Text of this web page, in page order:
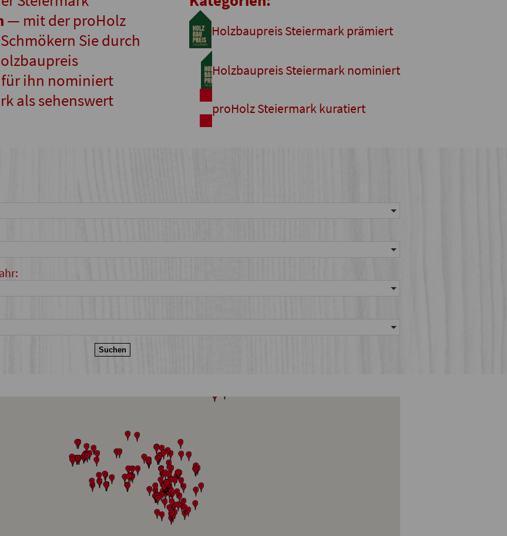
— mit der proHolz
Sie durch
für ihn nominiert
als sehenswert
Holzbaupreis Steiermark prämiert
Holzbaupreis Steiermark nominiert
proHolz Steiermark kuratiert